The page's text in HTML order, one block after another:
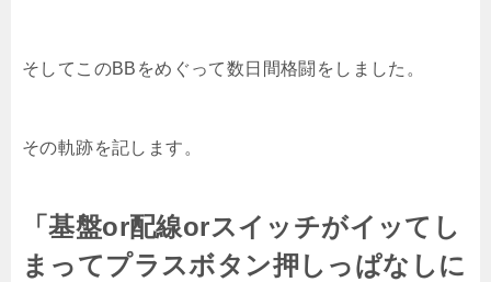
そしてこのBBをめぐって数日間格闘をしました。
その軌跡を記します。
「基盤or配線orスイッチがイッてし
まってプラスボタン押しっぱなしに